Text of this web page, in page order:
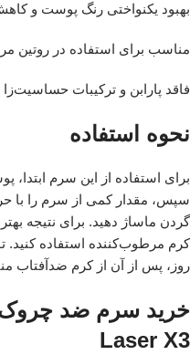
بهبود یکنواختی رنگ پوست و
مناسب برای استفاده در روتین
فاقد پارابن و ترکیبات حساسیت‌زا
نحوه استفاده
برای استفاده از این سرم
سپس، مقدار کمی از سرم را با
گردن ماساژ دهید. برای نتیجه
کرم مرطوب‌کننده استفاده
روز، پس از آن از کرم ضدآفتاب
Laser X3